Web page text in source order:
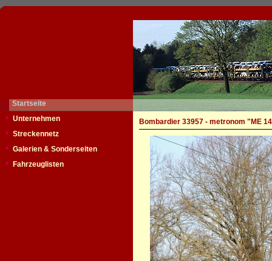
Startseite
Unternehmen
Streckennetz
Galerien & Sonderseiten
Fahrzeuglisten
Bombardier 33957 - metronom "ME